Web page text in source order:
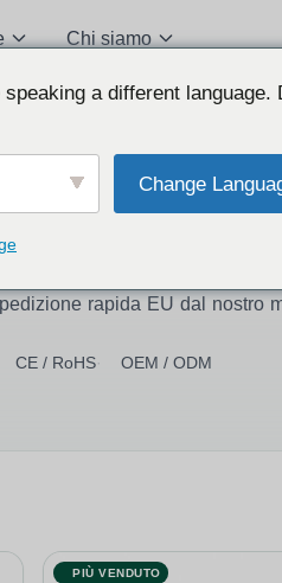
Chi siamo
ALL'INGROSSO
&
e dispositivi di
rapida EU dal nostro
CE / RoHS· OEM / ODM
PIÙ VENDUTO
a different language.
Change